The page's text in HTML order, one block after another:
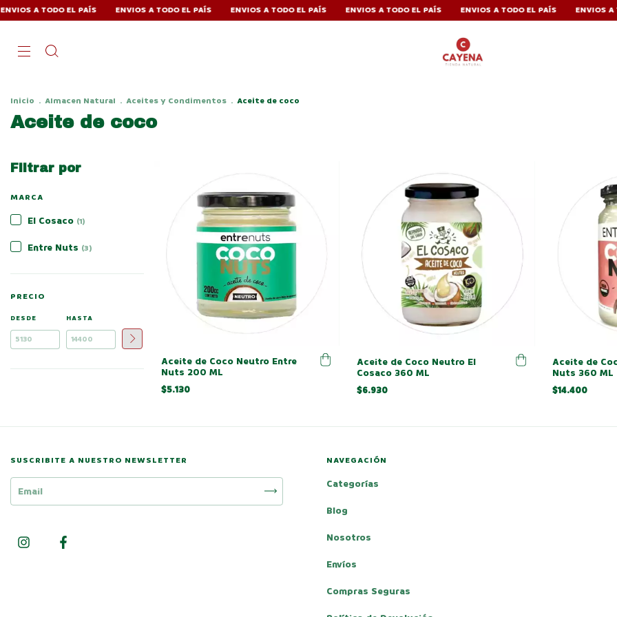
EL PAÍS ENVIOS A TODO EL PAÍS ENVIOS A TODO EL PAÍS ENVIOS A TODO EL PAÍS ENVIOS A TODO EL PAÍS ENVIOS A TODO EL
Inicio . Almacen Natural . Aceites y Condimentos . Aceite de coco
Aceite de coco
Filtrar por
MARCA
El Cosaco (1)
Entre Nuts (3)
PRECIO
DESDE HASTA
Aceite de Coco Neutro Entre
Nuts 200 ML
$5.130
Aceite de Coco Neutro El
Cosaco 360 ML
$6.930
Aceite de
Nuts 360 ML
$14.400
SUSCRIBITE A NUESTRO NEWSLETTER NAVEGACIÓN
Categorías
Blog
Nosotros
Envíos
Compras Seguras